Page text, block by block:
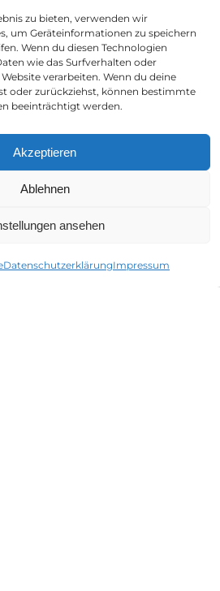
zu bieten, verwenden wir
um Geräteinformationen zu speichern
Wenn du diesen Technologien
wie das Surfverhalten oder
verarbeiten. Wenn du deine
oder zurückziehst, können bestimmte
beeinträchtigt werden.
Akzeptieren
Ablehnen
ansehen
DatenschutzerklärungImpressum
Die wichtigsten
des angebotenen